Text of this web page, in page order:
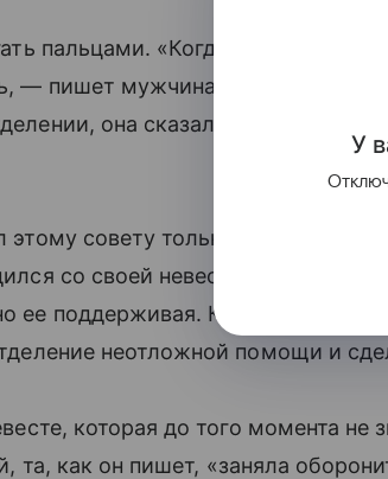
пальцами. «Когда уровень
— пишет мужчина. — А когда руку
она сказала, что нужно
этому совету только на
со своей невестой, посещая
ее поддерживая. Когда она
неотложной помощи и
которая до того момента не
та, как он пишет, «заняла
У